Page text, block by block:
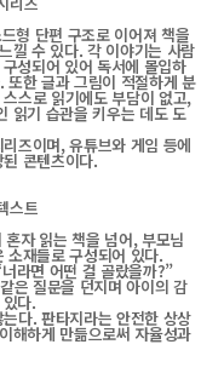
형 단편 구조로 이어져 책을
낄 수 있다. 각 이야기는 사람
성되어 있어 독서에 몰입하
또한 글과 그림이 적절하게 분
스로 읽기에도 부담이 없고,
읽기 습관을 키우는 데도 도
즈이며, 유튜브와 게임 등에
콘텐츠이다.
스트
혼자 읽는 책을 넘어, 부모님
소재들로 구성되어 있다.
라면 어떤 걸 골랐을까?”
은 질문을 던지며 아이의 감
다.
다. 판타지라는 안전한 상상
해하게 만듦으로써 자율성과